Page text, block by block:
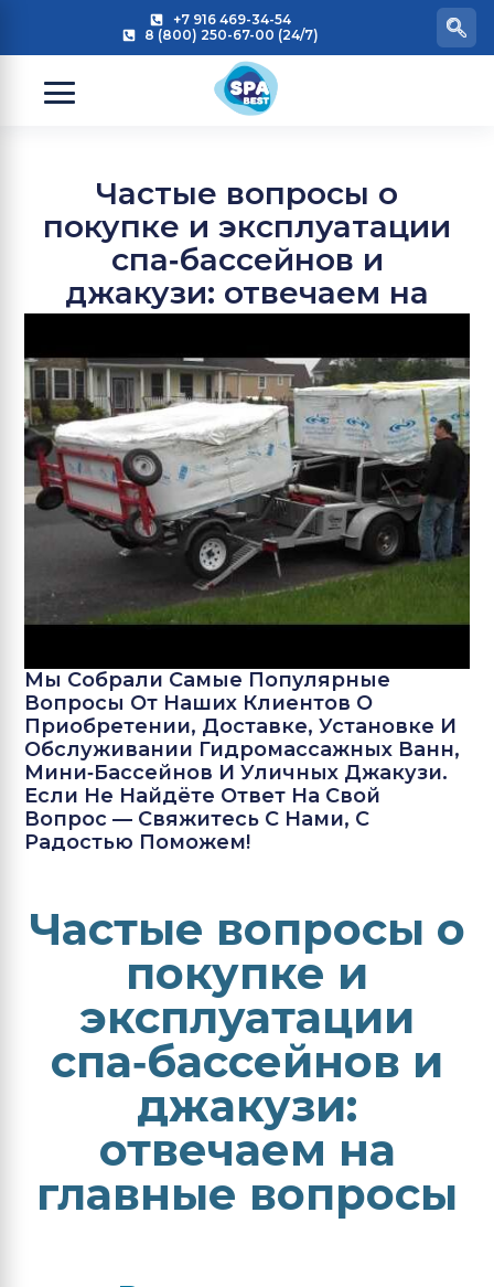
+7 916 469-34-54
8 (800) 250-67-00 (24/7)
Частые вопросы о
покупке и эксплуатации
спа‑бассейнов и
джакузи: отвечаем на
главные вопросы
Мы Собрали Самые Популярные
Вопросы От Наших Клиентов О
Приобретении, Доставке, Установке И
Обслуживании Гидромассажных Ванн,
Мини‑бассейнов И Уличных Джакузи.
Если Не Найдёте Ответ На Свой
Вопрос — Свяжитесь С Нами, С
Радостью Поможем!
Частые вопросы о
покупке и
эксплуатации
спа‑бассейнов и
джакузи:
отвечаем на
главные вопросы